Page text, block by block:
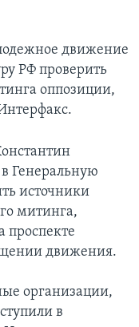
движение
РФ проверить
оппозиции,
Генеральную
источники
митинга,
проспекте
движения.
организации,
в